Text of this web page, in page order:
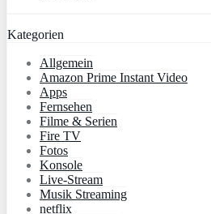
Kategorien
Allgemein
Amazon Prime Instant Video
Apps
Fernsehen
Filme & Serien
Fire TV
Fotos
Konsole
Live-Stream
Musik Streaming
netflix